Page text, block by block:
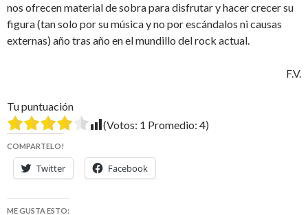
nos ofrecen material de sobra para disfrutar y hacer crecer su
figura (tan solo por su música y no por escándalos ni causas
externas) año tras año en el mundillo del rock actual.
F.V.
Tu puntuación
(Votos: 1 Promedio: 4)
COMPARTELO!
Twitter Facebook
ME GUSTA ESTO: